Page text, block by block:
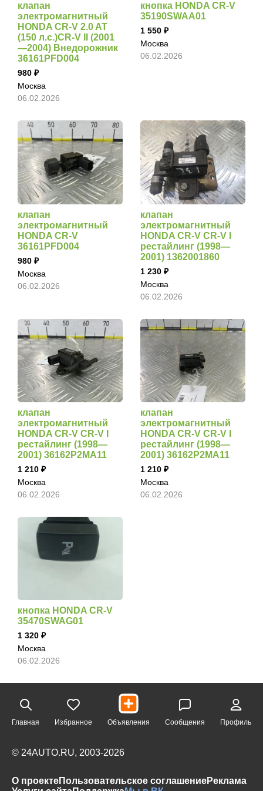
клапан
электромагнитный
HONDA CR-V 2.0 AT
(150 л.с.)CR-V II (2001
—2004) Внедорожник
36161PFD004
980
Москва
06.02.2026
кнопка HONDA CR-V
35190SWAA01
1 550
Москва
06.02.2026
клапан
электромагнитный
HONDA CR-V
36161PFD004
980
Москва
06.02.2026
клапан
электромагнитный
HONDA CR-V CR-V I
рестайлинг (1998—
2001) 1362001860
1 230
Москва
06.02.2026
клапан
электромагнитный
HONDA CR-V CR-V I
рестайлинг (1998—
2001) 36162P2MA11
1 210
Москва
06.02.2026
клапан
электромагнитный
HONDA CR-V CR-V I
рестайлинг (1998—
2001) 36162P2MA11
1 210
Москва
06.02.2026
кнопка HONDA CR-V
35470SWAG01
1 320
Москва
06.02.2026
Главная Избранное Объявления Сообщения Профиль
© 24AUTO.RU, 2003-2026
О проектеПользовательское соглашениеРеклама